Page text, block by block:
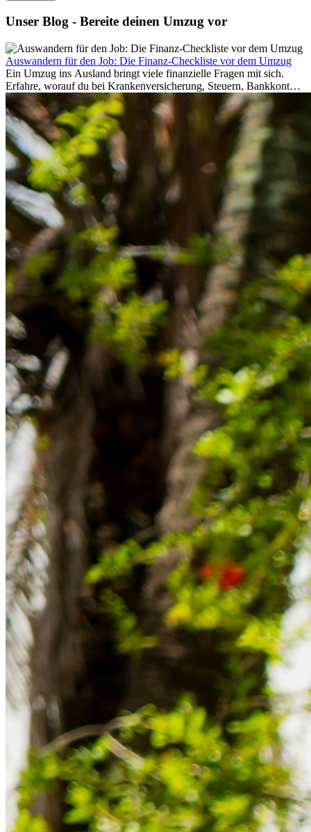
Unser Blog - Bereite deinen Umzug vor
Auswandern für den Job: Die Finanz-Checkliste vor dem Umzug
Ein Umzug ins Ausland bringt viele finanzielle Fragen mit sich.
Erfahre, worauf du bei Krankenversicherung, Steuern, Bankkonto,
Rücklagen und Budgetplanung achten solltest, damit dein Neustart
im Ausland reibungslos gelingt.